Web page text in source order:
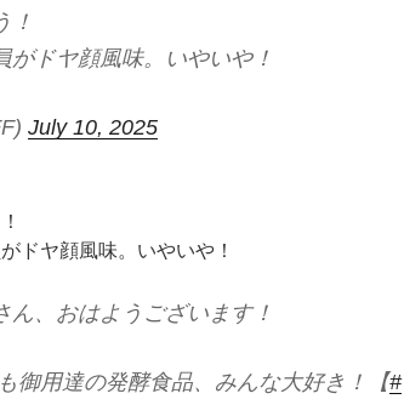
！
がドヤ顔風味。いやいや！
July 10, 2025
ドヤ顔風味。いやいや！
ん、おはようございます！
御用達の発酵食品、みんな大好き！【#